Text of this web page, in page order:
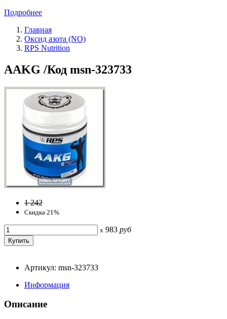
Подробнее
Главная
Оксид азота (NO)
RPS Nutrition
AAKG /Код msn-323733
1 242
Скидка 21%
x 983 руб
Артикул: msn-323733
Информация
Описание